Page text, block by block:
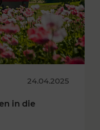
24.04.2025
in die